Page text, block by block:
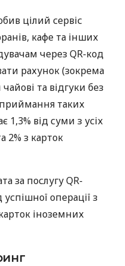
цілий сервіс
кафе та інших
через QR-код
рахунок (зокрема
та відгуки без
приймання таких
1,3% від суми з усіх
2% з карток
за послугу QR-
операції з
іноземних